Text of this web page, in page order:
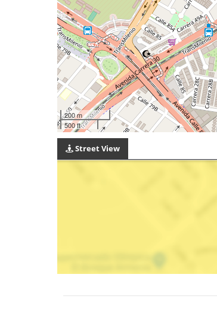
200 m
500 ft
Street View